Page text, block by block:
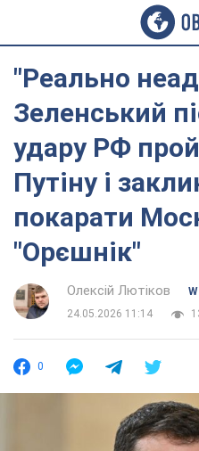
"Реально
Зеленський
удару РФ
Путіну і
покарати
"Орєшнік"
Олексій Лютіков
24.05.2026 11:14
0